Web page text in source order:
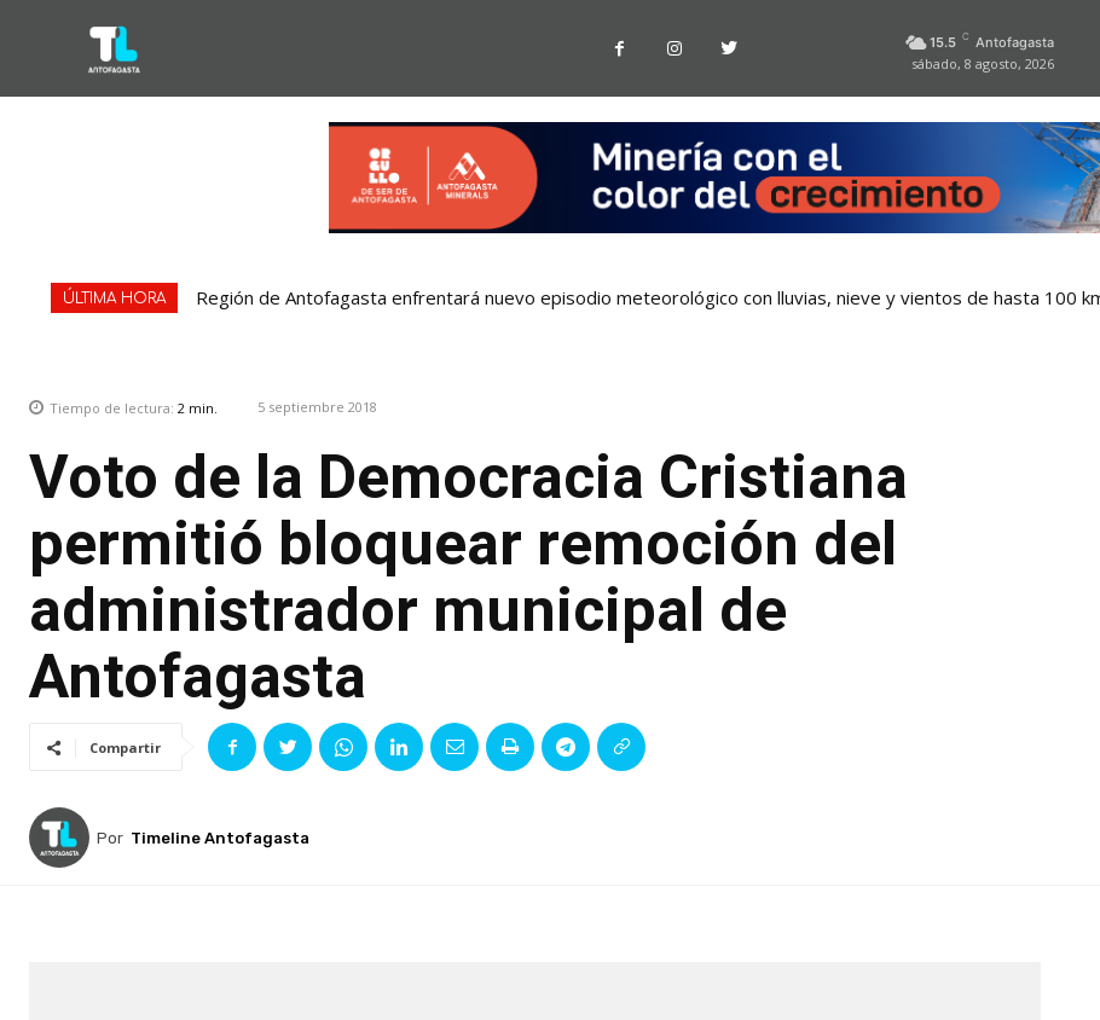
15.5 C Antofagasta
sábado, 8 agosto, 2026
ÚLTIMA HORA Región de Antofagasta enfrentará nuevo episodio meteorológico con lluvias, nieve y vientos de hasta 100
Tiempo de lectura: 2 min. 5 septiembre 2018
Voto de la Democracia Cristiana
permitió bloquear remoción del
administrador municipal de
Antofagasta
Compartir
Por Timeline Antofagasta